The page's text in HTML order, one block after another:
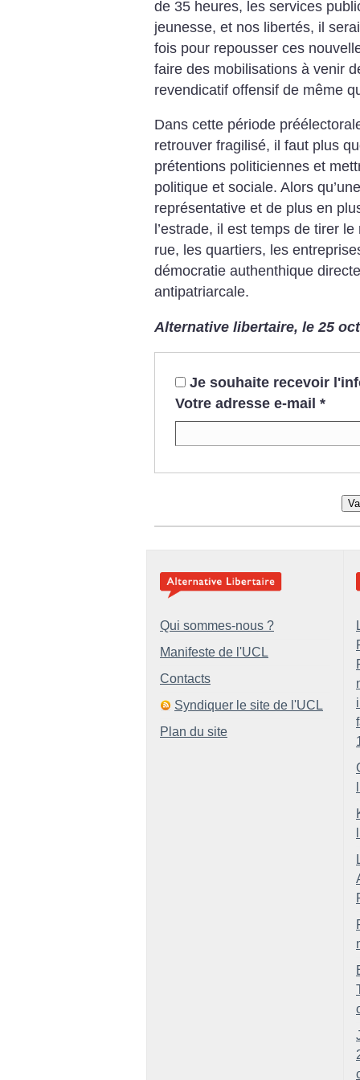
de 35 heures, les services
jeunesse, et nos libertés, il
fois pour repousser ces
faire des mobilisations à venir
revendicatif offensif de même
Dans cette période
retrouver fragilisé, il faut plus
prétentions politiciennes et
politique et sociale. Alors
représentative et de plus en
l’estrade, il est temps de tirer
rue, les quartiers, les
démocratie authenthique
antipatriarcale.
Alternative libertaire, le 25
Je souhaite recevoir
Votre adresse e-mail *
Qui sommes-nous ?
Manifeste de l'UCL
Contacts
Syndiquer le site de l'UCL
Plan du site